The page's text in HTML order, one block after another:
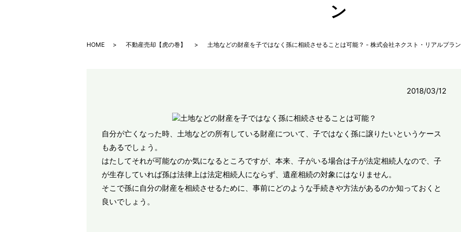
ン
HOME 不動産売却【虎の巻】 土地などの財産を子ではなく孫に相続させることは可能？ - 株式会社ネクスト・リアルプラン
2018/03/12
自分が亡くなった時、土地などの所有している財産について、子ではなく孫に譲りたいというケース
もあるでしょう。
はたしてそれが可能なのか気になるところですが、本来、子がいる場合は子が法定相続人なので、子
が生存していれば孫は法律上は法定相続人にならず、遺産相続の対象にはなりません。
そこで孫に自分の財産を相続させるために、事前にどのような手続きや方法があるのか知っておくと
良いでしょう。